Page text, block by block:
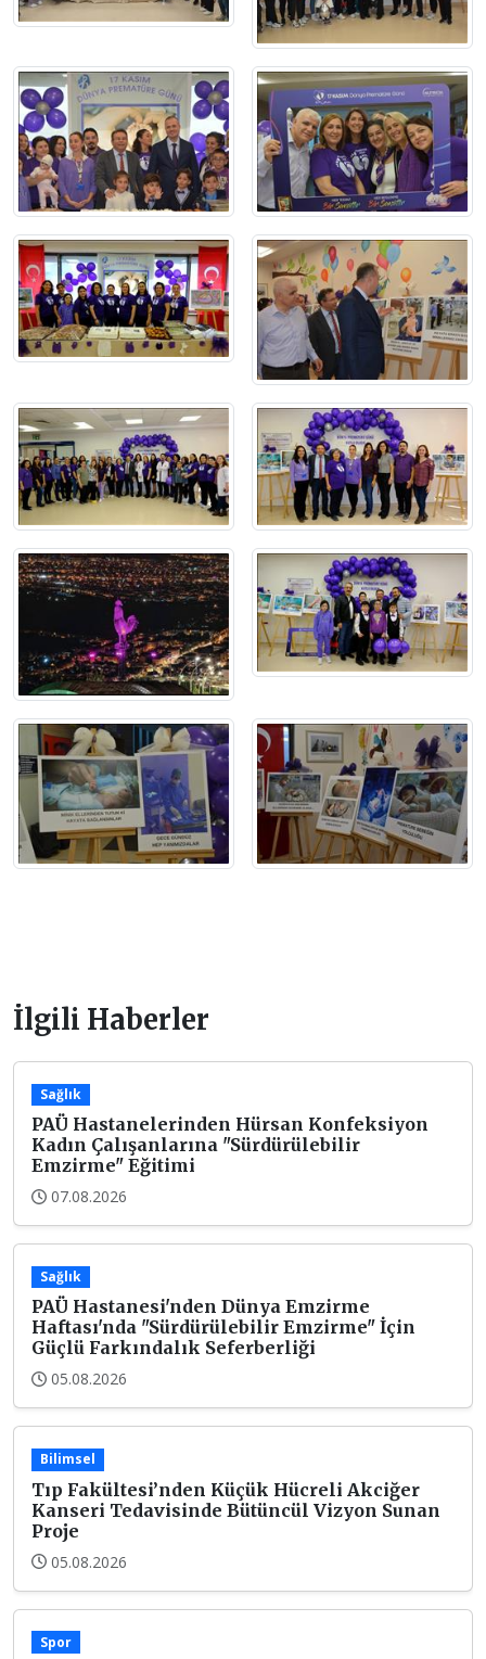
İlgili Haberler
Sağlık
PAÜ Hastanelerinden Hürsan Konfeksiyon
Kadın Çalışanlarına "Sürdürülebilir
Emzirme" Eğitimi
07.08.2026
Sağlık
PAÜ Hastanesi'nden Dünya Emzirme
Haftası'nda "Sürdürülebilir Emzirme" İçin
Güçlü Farkındalık Seferberliği
05.08.2026
Bilimsel
Tıp Fakültesi’nden Küçük Hücreli Akciğer
Kanseri Tedavisinde Bütüncül Vizyon Sunan
Proje
05.08.2026
Spor